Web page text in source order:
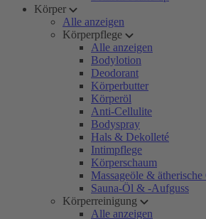
Körper
Alle anzeigen
Körperpflege
Alle anzeigen
Bodylotion
Deodorant
Körperbutter
Körperöl
Anti-Cellulite
Bodyspray
Hals & Dekolleté
Intimpflege
Körperschaum
Massageöle & ätherische
Sauna-Öl & -Aufguss
Körperreinigung
Alle anzeigen